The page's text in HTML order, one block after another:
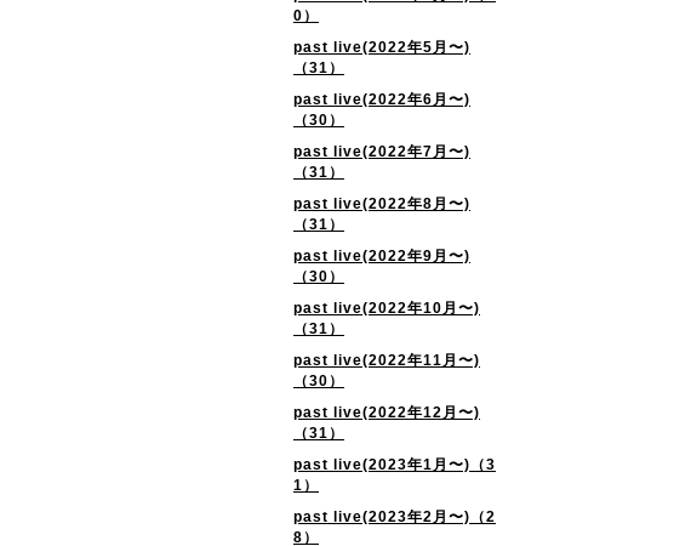
0）
past live(2022年5月〜)
（31）
past live(2022年6月〜)
（30）
past live(2022年7月〜)
（31）
past live(2022年8月〜)
（31）
past live(2022年9月〜)
（30）
past live(2022年10月〜)
（31）
past live(2022年11月〜)
（30）
past live(2022年12月〜)
（31）
past live(2023年1月〜)（3
1）
past live(2023年2月〜)（2
8）